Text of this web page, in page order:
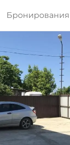
Бронирования